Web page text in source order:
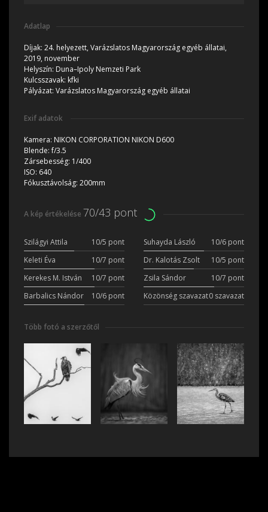
Adatlap
Díjak: 24. helyezett, Varázslatos Magyarország egyéb állatai,
2019, november
Helyszín: Duna–Ipoly Nemzeti Park
Kulcsszavak: kfki
Pályázat: Varázslatos Magyarország egyéb állatai
Exif adatok
Kamera: NIKON CORPORATION NIKON D600
Blende:f/3.5
Zársebesség: 1/400
ISO: 640
Fókusztávolság: 200mm
A kép értékelése 70/43 pont
Szilágyi Attila 10/5 pont Suhayda László
10/6 pont
Keleti Éva
10/7 pont Dr. Kalotás Zsolt
10/5 pont
Kerekes M. István
10/7 pont Zsila Sándor
10/7 pont
Barbalics Nándor
10/6 pont Közönség szavazat0 szavazat
Több fotó a szerzőtől